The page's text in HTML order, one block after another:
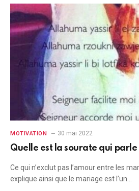
MOTIVATION 30 mai 2022
Quelle est la sourate qui
Ce qui n’exclut pas l’amour entre les
explique ainsi que le mariage est l’un…